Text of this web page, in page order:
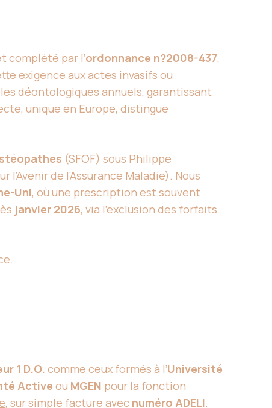
complété par l’ordonnance n?2008-437,
exigence aux actes invasifs ou
déontologiques annuels, garantissant
unique en Europe, distingue
(SFOF) sous Philippe
l’Avenir de l’Assurance Maladie). Nous
Uni, où une prescription est souvent
janvier 2026, via l’exclusion des forfaits
1 D.O. comme ceux formés à l’Université
Active ou MGEN pour la fonction
, sur simple facture avec numéro ADELI.